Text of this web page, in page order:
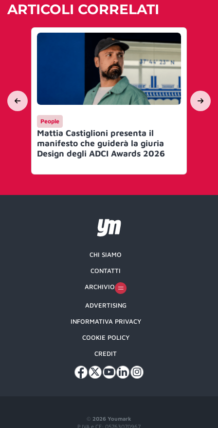
ARTICOLI CORRELATI
People
Mattia Castiglioni presenta il
manifesto che guiderà la giuria
Design degli ADCI Awards 2026
© 2026 Youmark
P.IVA e CF: 05763070967
CHI SIAMO
CONTATTI
ARCHIVIO
ADVERTISING
INFORMATIVA PRIVACY
COOKIE POLICY
CREDIT